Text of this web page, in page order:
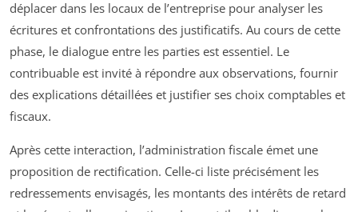
déplacer dans les locaux de l’entreprise pour analyser les
écritures et confrontations des justificatifs. Au cours de cette
phase, le dialogue entre les parties est essentiel. Le
contribuable est invité à répondre aux observations, fournir
des explications détaillées et justifier ses choix comptables et
fiscaux.
Après cette interaction, l’administration fiscale émet une
proposition de rectification. Celle-ci liste précisément les
redressements envisagés, les montants des intérêts de retard